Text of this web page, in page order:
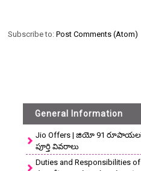
Subscribe to:Post Comments (Atom)
General Information
Jio Offers | జియో 91
పూర్తి వివరాలు
Duties and Responsibilities of